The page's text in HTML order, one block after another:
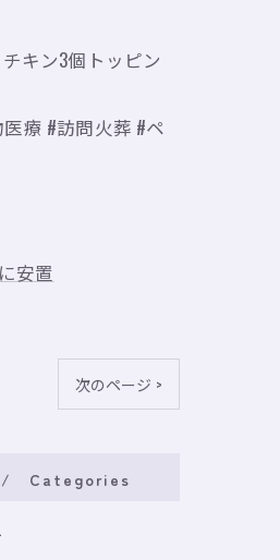
キン3個トッピン
療 #訪問火葬 #ペ
安置
次のページ >
Categories